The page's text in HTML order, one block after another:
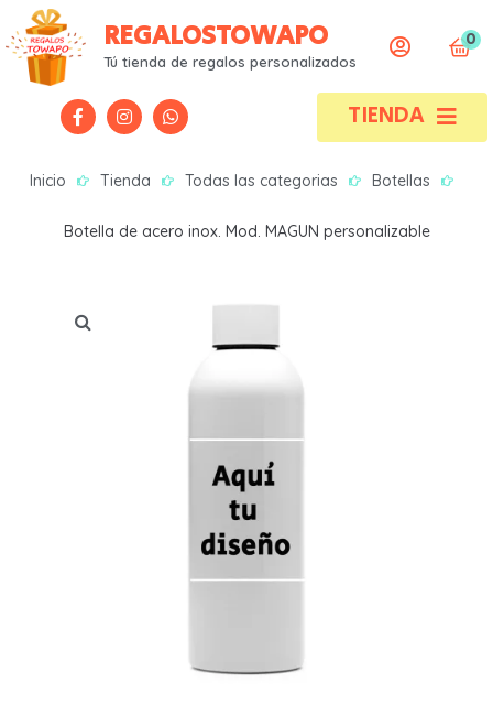
REGALOSTOWAPO
Tú tienda de regalos personalizados
TIENDA
0
Inicio Tienda Todas las categorias Botellas
Botella de acero inox. Mod. MAGUN personalizable
Todas las categorías
Alfombrillas
Bebes
Bodas / Bautizos / Comuniones
Botellas
Todas las categorías
Alfombrillas
Bebes
Bodas / Bautizos / Comuniones
Botellas